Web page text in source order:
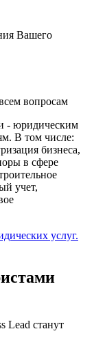
Вашего
вопросам
- юридическим
В том числе:
бизнеса,
в сфере
учет,
услуг.
Lead станут